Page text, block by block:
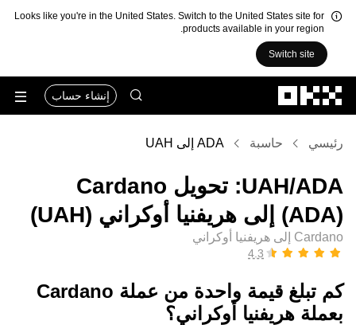
Looks like you're in the United States. Switch to the United States site for
products available in your region.
Switch site
إنشاء حساب
رئيسي حاسبة ADA إلى UAH
‏ADA/‏UAH: تحويل ‏Cardano
(‏ADA) إلى ‏هريفنيا أوكراني (‏UAH)
Cardano إلى هريفنيا أوكراني
كم تبلغ قيمة واحدة من عملة ‏Cardano
بعملة ‏هريفنيا أوكراني؟